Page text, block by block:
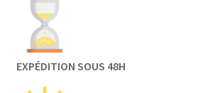
Détoxifiant
Digestion
Douleurs
Draineur(1)
Élimination
EXPÉDITION SOUS 48H